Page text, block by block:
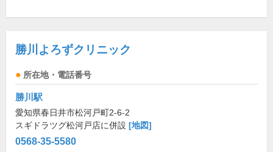
勝川よろずクリニック
所在地・電話番号
勝川駅
愛知県春日井市松河戸町2-6-2
スギドラツグ松河戸店に併設 [地図]
0568-35-5580